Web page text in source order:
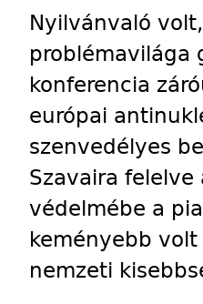
Nyilvánvaló
problémavilága
konferencia
európai
szenvedélyes
Szavaira felelve
védelmébe a
keményebb
nemzeti